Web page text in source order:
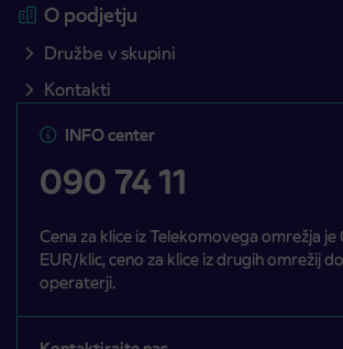
O podjetju
Družbe v skupini
Kontakti
INFO center
090 74 11
Cena za klice iz Telekomovega omrežja je
EUR/klic, ceno za klice iz drugih omrežij
operaterji.